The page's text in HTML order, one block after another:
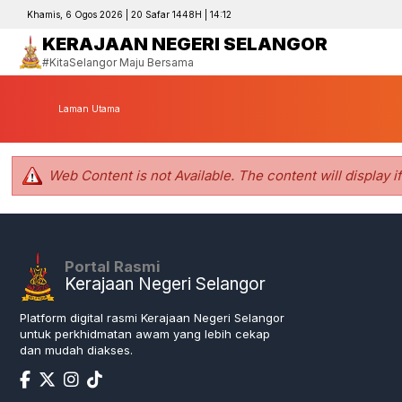
Khamis, 6 Ogos 2026 | 20 Safar 1448H | 14:12
KERAJAAN NEGERI SELANGOR
#KitaSelangor Maju Bersama
Laman Utama
Web Content is not Available. The content will
Portal Rasmi
Kerajaan Negeri Selangor
Platform digital rasmi Kerajaan Negeri Selangor
untuk perkhidmatan awam yang lebih cekap
dan mudah diakses.